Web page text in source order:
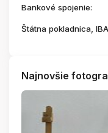
Bankové spojenie:
Štátna pokladnica,
Najnovšie